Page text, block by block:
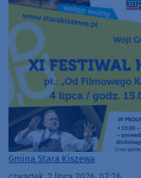
Gmina Stara Kiszewa